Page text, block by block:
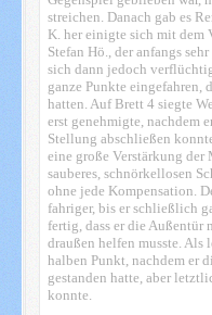
streichen. Danach gab es
K. her einigte sich mit dem
Stefan Hö., der anfangs
sich dann jedoch
ganze Punkte eingefahren,
hatten. Auf Brett 4 siegte
erst genehmigte, nachdem
Stellung abschließen
eine große Verstärkung
sauberes, schnörkellosen
ohne jede Kompensation.
fahriger, bis er schließlich
fertig, dass er die Außentür
draußen helfen musste. Als
halben Punkt, nachdem er
gestanden hatte, aber
konnte.